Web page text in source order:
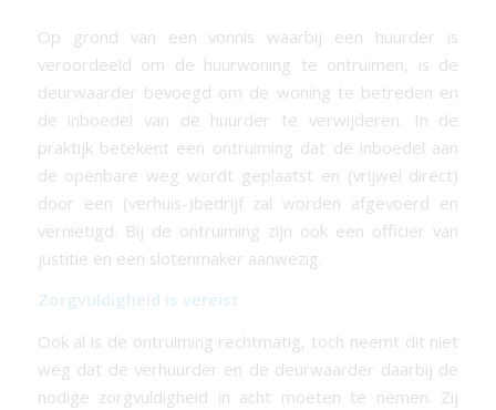
Op grond van een vonnis waarbij een huurder is
veroordeeld om de huurwoning te ontruimen, is de
deurwaarder bevoegd om de woning te betreden en
de inboedel van de huurder te verwijderen. In de
praktijk betekent een ontruiming dat de inboedel aan
de openbare weg wordt geplaatst en (vrijwel direct)
door een (verhuis-)bedrijf zal worden afgevoerd en
vernietigd. Bij de ontruiming zijn ook een officier van
justitie en een slotenmaker aanwezig.
Zorgvuldigheid is vereist
Ook al is de ontruiming rechtmatig, toch neemt dit niet
weg dat de verhuurder en de deurwaarder daarbij de
nodige zorgvuldigheid in acht moeten te nemen. Zij